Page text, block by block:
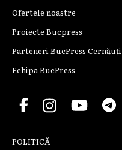
Ofertele noastre
Proiecte Bucpress
Parteneri BucPress Cernăuți
Echipa BucPress
POLITICĂ